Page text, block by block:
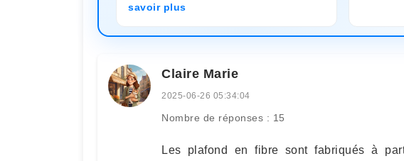
savoir plus
Claire Marie
2025-06-26 05:34:04
Nombre de réponses : 15
Les plafond en fibre sont fabriqués à